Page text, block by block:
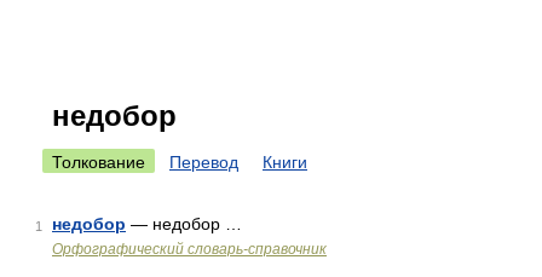
недобор
Толкование Перевод Книги
1 недобор — недобор …
Орфографический словарь-справочник